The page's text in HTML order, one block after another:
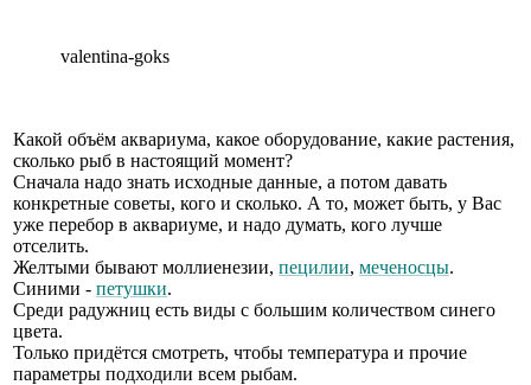
valentina-goks
Какой объём аквариума, какое оборудование, какие растения,
сколько рыб в настоящий момент?
Сначала надо знать исходные данные, а потом давать
конкретные советы, кого и сколько. А то, может быть, у Вас
уже перебор в аквариуме, и надо думать, кого лучше
отселить.
Желтыми бывают моллиенезии, пецилии, меченосцы.
Синими - петушки.
Среди радужниц есть виды с большим количеством синего
цвета.
Только придётся смотреть, чтобы температура и прочие
параметры подходили всем рыбам.